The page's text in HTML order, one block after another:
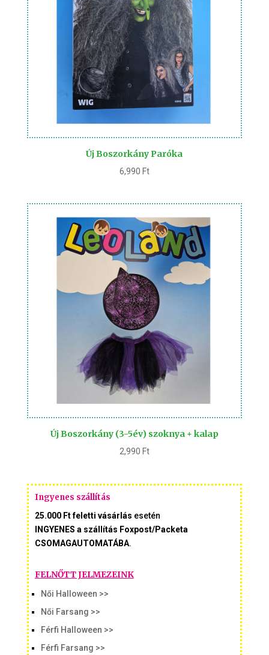
Új Boszorkány Paróka
6,990 Ft
Új Boszorkány (3-5év) szoknya + kalap
2,990 Ft
Ingyenes szállítás
25.000 Ft feletti vásárlás esetén
INGYENES a szállítás Foxpost/Packeta
CSOMAGAUTOMATÁBA.
FELNŐTT JELMEZEINK
Női Halloween >>
Női Farsang >>
Férfi Halloween >>
Férfi Farsang >>